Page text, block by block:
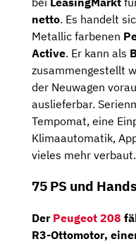
netto. Es handelt
Metallic farbenen
Active. Er kann als
zusammengestellt
der Neuwagen
auslieferbar.
Tempomat, eine
Klimaautomatik,
vieles mehr verbaut.
75 PS und
Der Peugeot 208
R3-Ottomotor,